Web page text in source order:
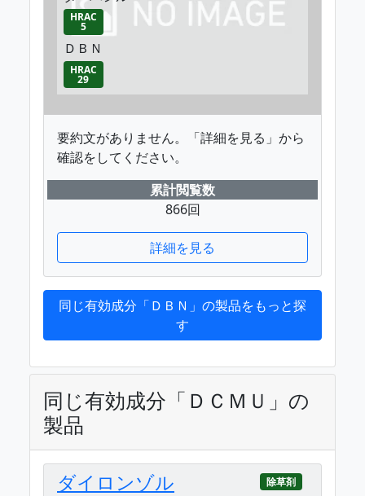
HRAC
5
ＤＢＮ
HRAC
29
要約文がありません。「詳細を見る」から
確認をしてください。
累計閲覧数
866回
詳細を見る
同じ有効成分「ＤＢＮ」の製品をもっと探
す
同じ有効成分「ＤＣＭＵ」の
製品
ダイロンゾル 除草剤